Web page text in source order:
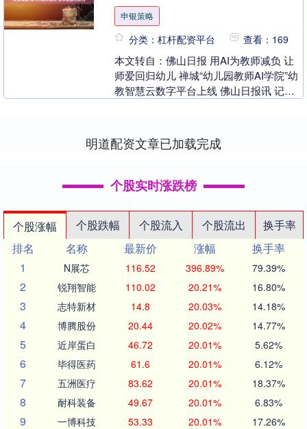
申银策略
分类：杠杆配资平台 查看：169
本文转自：佛山日报 用AI为教师减负 让
师爱回归幼儿 禅城“幼儿园教师AI学院”幼
教智慧云数字平台上线 佛山日报讯 记者
明道配资文章已加载完成
个股实时涨跌榜
个股涨幅 个股跌幅 个股流入 个股流出
换手率
排名
名称 最新价 涨幅
换手率
1
N展芯 116.52 396.89% 79.39%
2 锐翔智能 110.02 20.21% 16.80%
3 志特新材 14.8 20.03% 14.18%
4 博腾股份 20.44 20.02% 14.77%
5 近岸蛋白 46.72 20.01% 5.62%
6 毕得医药 61.6 20.01% 6.12%
7 五洲医疗 83.62 20.01% 18.37%
8 耐科装备 49.67 20.01% 6.83%
9 一博科技 53.33 20.01% 17.26%